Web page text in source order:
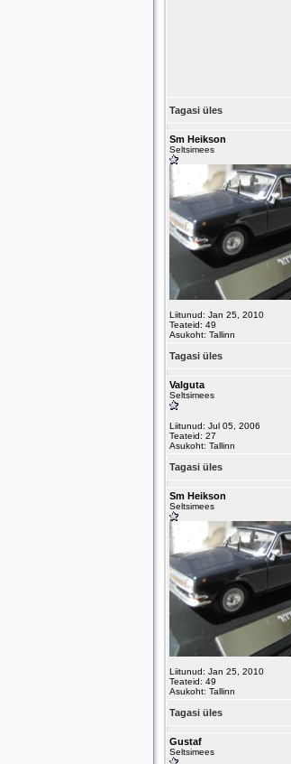
Tagasi üles
Sm Heikson
Seltsimees
Liitunud: Jan 25, 2010
Teateid: 49
Asukoht: Tallinn
Tagasi üles
Valguta
Seltsimees
Liitunud: Jul 05, 2006
Teateid: 27
Asukoht: Tallinn
Tagasi üles
Sm Heikson
Seltsimees
Liitunud: Jan 25, 2010
Teateid: 49
Asukoht: Tallinn
Tagasi üles
Gustaf
Seltsimees